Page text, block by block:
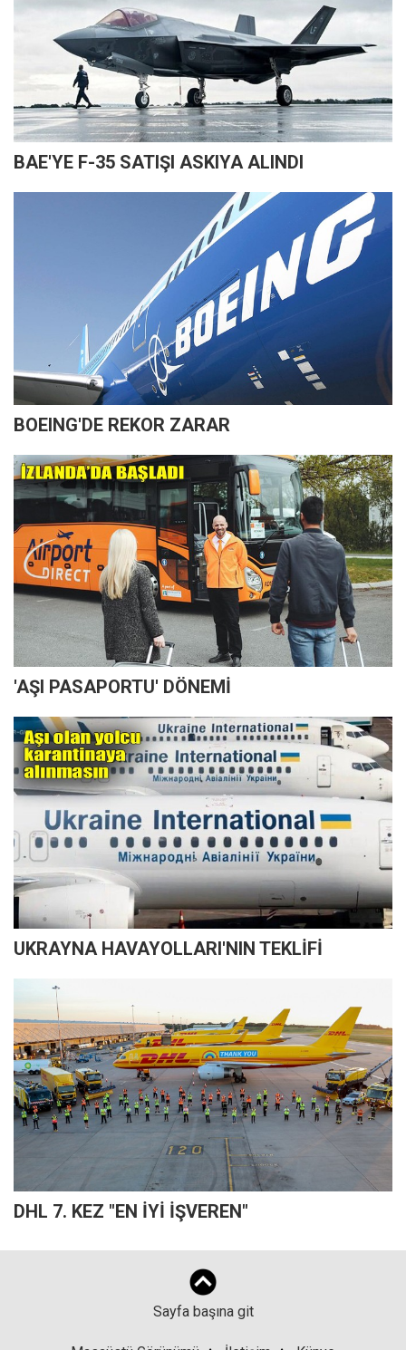
BAE'YE F-35 SATIŞI ASKIYA ALINDI
BOEING'DE REKOR ZARAR
'AŞI PASAPORTU' DÖNEMİ
UKRAYNA HAVAYOLLARI'NIN TEKLİFİ
DHL 7. KEZ "EN İYİ İŞVEREN"
Sayfa başına git